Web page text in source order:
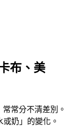
布、美
常分不清差別。
或奶 」的變化。